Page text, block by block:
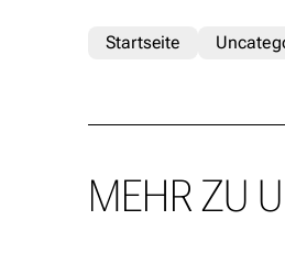
Startseite
MEHR ZU